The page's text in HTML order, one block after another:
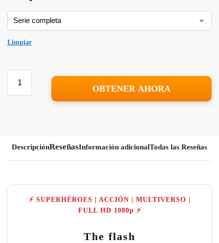
Limpiar
OBTENER AHORA
Descripción Información adicionalTodas las Reseñas
⚡ SUPERHÉROES | ACCIÓN | MULTIVERSO |
FULL HD 1080p ⚡
The flash